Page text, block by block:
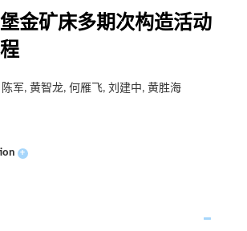
金矿床多期次构造活动
军, 黄智龙, 何雁飞, 刘建中, 黄胜海
+